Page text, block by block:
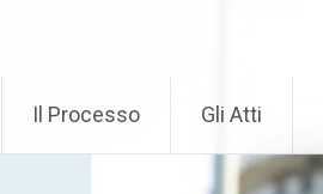
Il Processo Gli Atti